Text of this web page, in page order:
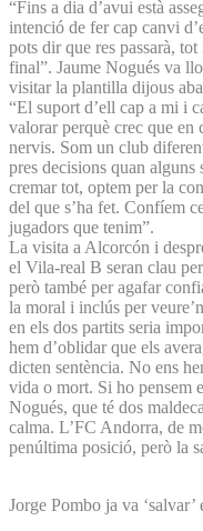
“Fins a dia d’avui està
intenció de fer cap canvi
pots dir que res passarà,
final”. Jaume Nogués va
visitar la plantilla dijous
“El suport d’ell cap a mi i
valorar perquè crec que en
nervis. Som un club
pres decisions quan alguns
cremar tot, optem per la
del que s’ha fet. Confíem
jugadors que tenim”.
La visita a Alcorcón i
el Vila-real B seran clau
però també per agafar
la moral i inclús per
en els dos partits seria
hem d’oblidar que els
dicten sentència. No ens
vida o mort. Si ho pensem
Nogués, que té dos
calma. L’FC Andorra, de
penúltima posició, però la
Jorge Pombo ja va